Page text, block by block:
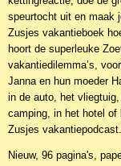
speurtocht uit en maak
Zusjes vakantieboek
hoort de superleuke
vakantiedilemma’s,
Janna en hun moeder
in de auto, het
camping, in het hotel
Zusjes vakantiepodcast.
Nieuw, 96 pagina's,